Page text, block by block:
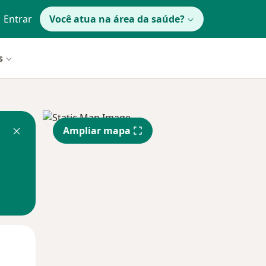
Entrar Você atua na área da saúde?
Ampliar mapa